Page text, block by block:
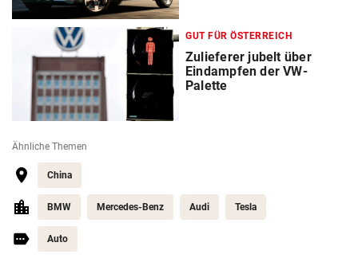
GUT FÜR ÖSTERREICH
Zulieferer jubelt über
Eindampfen der VW-
Palette
Ähnliche Themen
China
BMW Mercedes-Benz Audi Tesla
Auto